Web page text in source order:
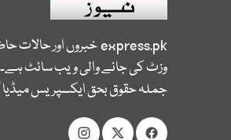
express.pkخبروں اور حالات
وزٹ کی جانے والی ویب سائٹ
جملہ حقوق بحق ایکسپریس